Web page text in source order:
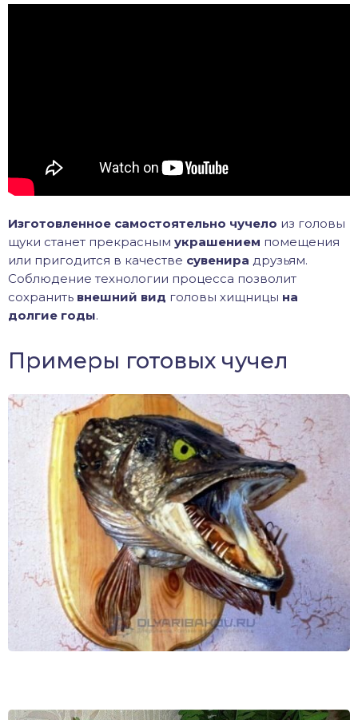
Изготовленное самостоятельно чучело из головы
щуки станет прекрасным украшением помещения
или пригодится в качестве сувенира друзьям.
Соблюдение технологии процесса позволит
сохранить внешний вид головы хищницы на
долгие годы.
Примеры готовых чучел